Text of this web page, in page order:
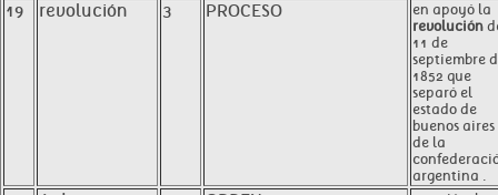
19 revolución 3 PROCESO
en apoyó la
revolución
11 de
septiembre
1852 que
separó el
estado de
buenos aires
de la
argentina .